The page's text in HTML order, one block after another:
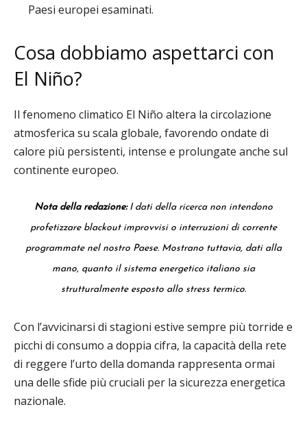
Paesi europei esaminati.
Cosa dobbiamo aspettarci con
El Niño?
Il fenomeno climatico El Niño altera la circolazione
atmosferica su scala globale, favorendo ondate di
calore più persistenti, intense e prolungate anche sul
continente europeo.
Nota della redazione:I dati della ricerca non intendono
profetizzare blackout improvvisi o interruzioni di corrente
programmate nel nostro Paese. Mostrano tuttavia, dati alla
mano, quanto il sistema energetico italiano sia
strutturalmente esposto allo stress termico.
Con l’avvicinarsi di stagioni estive sempre più torride e
picchi di consumo a doppia cifra, la capacità della rete
di reggere l’urto della domanda rappresenta ormai
una delle sfide più cruciali per la sicurezza energetica
nazionale.